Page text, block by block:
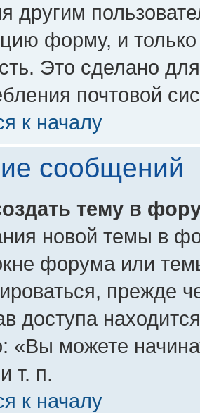
другим
форму, и
Это сделано
почтовой
к началу
сообщений
тему в
новой темы в
форума или
прежде
доступа
«Вы можете
т. п.
к началу